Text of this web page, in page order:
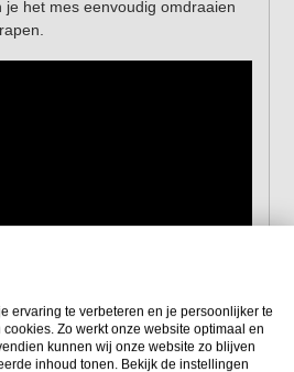
je het mes eenvoudig omdraaien
geleverd.Reservemessen
kun je eenvoudig
ervaring te verbeteren en je persoonlijker te
Zo werkt onze website optimaal en
kunnen wij onze website zo blijven
inhoud tonen. Bekijk de instellingen